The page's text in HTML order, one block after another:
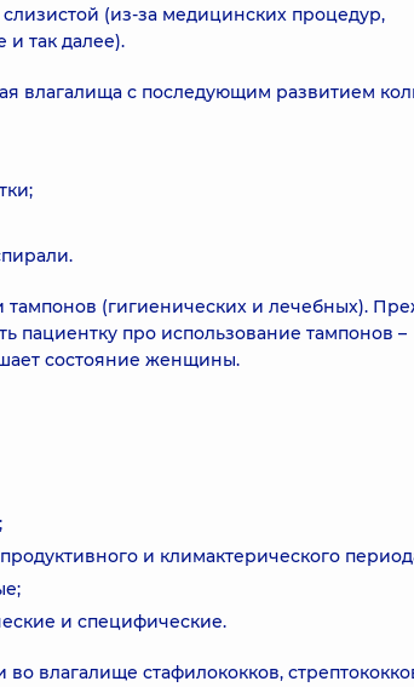
(из-за медицинских процедур,
и так далее).
влагалища с последующим развитием
(гигиенических и лечебных).
пациентку про использование тампонов –
состояние женщины.
и климактерического
и специфические.
влагалище стафилококков,